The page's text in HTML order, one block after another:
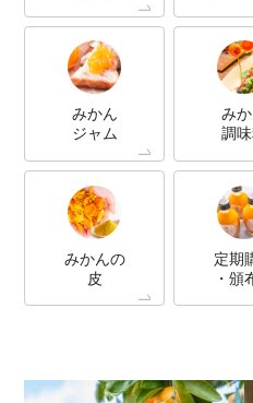
みかん
ジャム
み
調
みかんの
皮
定期
・頒